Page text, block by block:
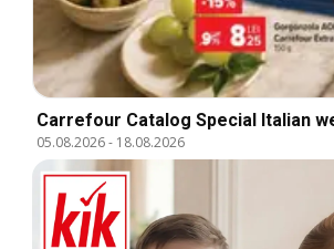
Carrefour Catalog Special Italian
05.08.2026- 18.08.2026